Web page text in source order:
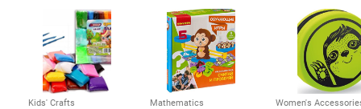
Kids' Crafts Mathematics Women's